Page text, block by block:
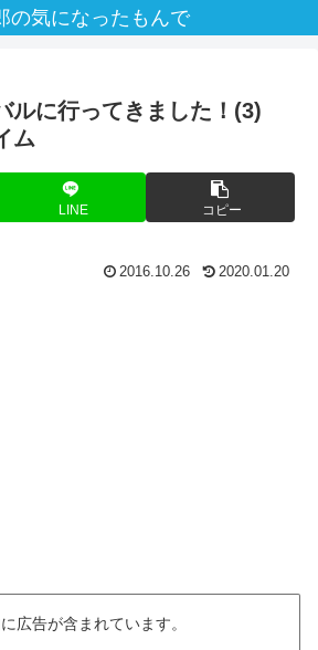
の気になったもんで
ルに行ってきました！(3)
ム
LINE コピー
2016.10.26 2020.01.20
広告が含まれています。